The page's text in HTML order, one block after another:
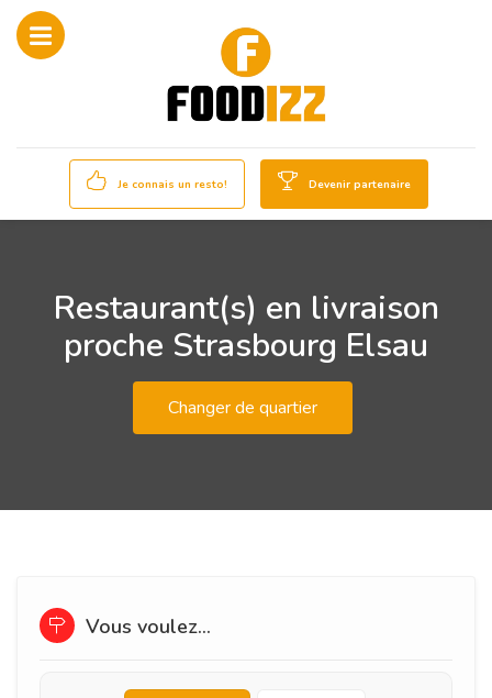
Je connais un resto! Devenir partenaire
Restaurant(s) en livraison
proche Strasbourg Elsau
Changer de quartier
Vous voulez...